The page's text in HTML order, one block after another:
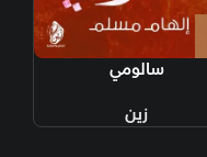
سالومي
زين